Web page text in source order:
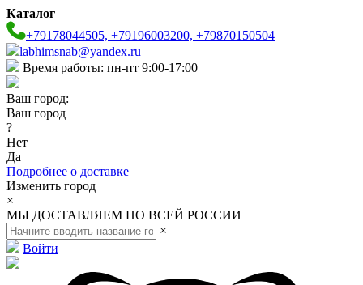
Каталог
+79178044505, +79196003200, +79870150504
labhimsnab@yandex.ru
Время работы: пн-пт 9:00-17:00
Ваш город:
Ваш город
?
Нет
Да
Подробнее о доставке
Изменить город
×
МЫ ДОСТАВЛЯЕМ ПО ВСЕЙ РОССИИ
×
Войти